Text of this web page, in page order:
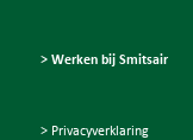
> Werken bij Smitsair
> Privacyverklaring